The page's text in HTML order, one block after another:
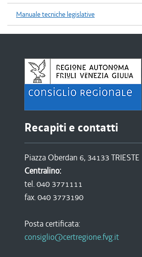
Manuale tecniche legislative
Recapiti e contatti
Piazza Oberdan 6, 34133 TRIESTE
Centralino:
tel. 040 3771111
fax. 040 3773190
Posta certificata:
consiglio@certregione.fvg.it